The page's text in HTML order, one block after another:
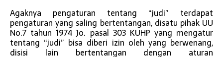
Agaknya pengaturan tentang “judi” terdapat
pengaturan yang saling bertentangan, disatu pihak UU
No.7 tahun 1974 Jo. pasal 303 KUHP yang mengatur
tentang “judi” bisa diberi izin oleh yang berwenang,
disisi lain bertentangan dengan aturan